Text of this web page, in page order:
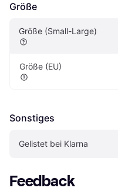
Größe
Größe (Small-Large)
Größe (EU)
Sonstiges
Gelistet bei Klarna
Feedback